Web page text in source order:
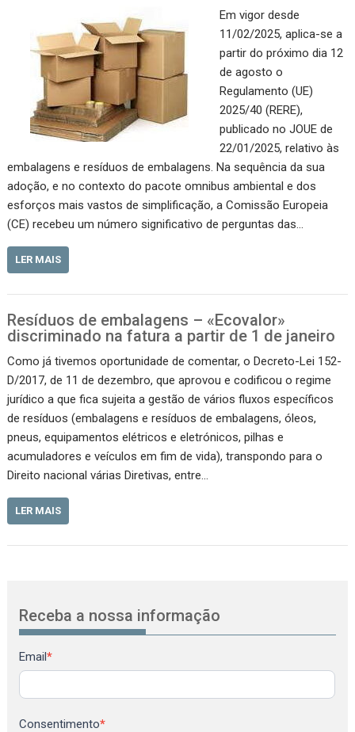
Em vigor desde
11/02/2025, aplica-se a
partir do próximo dia 12
de agosto o
Regulamento (UE)
2025/40 (RERE),
publicado no JOUE de
22/01/2025, relativo às
embalagens e resíduos de embalagens. Na sequência da sua
adoção, e no contexto do pacote omnibus ambiental e dos
esforços mais vastos de simplificação, a Comissão Europeia
(CE) recebeu um número significativo de perguntas das…
LER MAIS
Resíduos de embalagens – «Ecovalor»
discriminado na fatura a partir de 1 de janeiro
Como já tivemos oportunidade de comentar, o Decreto-Lei 152-
D/2017, de 11 de dezembro, que aprovou e codificou o regime
jurídico a que fica sujeita a gestão de vários fluxos específicos
de resíduos (embalagens e resíduos de embalagens, óleos,
pneus, equipamentos elétricos e eletrónicos, pilhas e
acumuladores e veículos em fim de vida), transpondo para o
Direito nacional várias Diretivas, entre…
LER MAIS
Receba a nossa informação
Newsletter
Email*
Consentimento*